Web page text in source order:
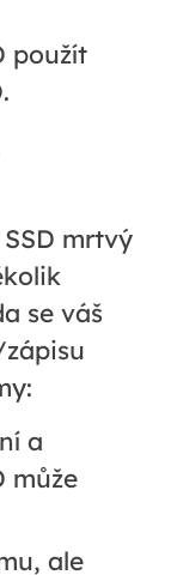
použít
mrtvý
se váš
a
může
ale